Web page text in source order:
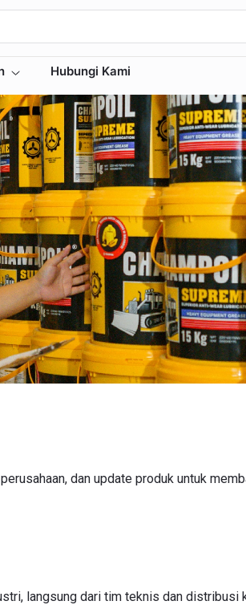
Hubungi Kami
dan update produk untuk
langsung dari tim teknis dan distribusi